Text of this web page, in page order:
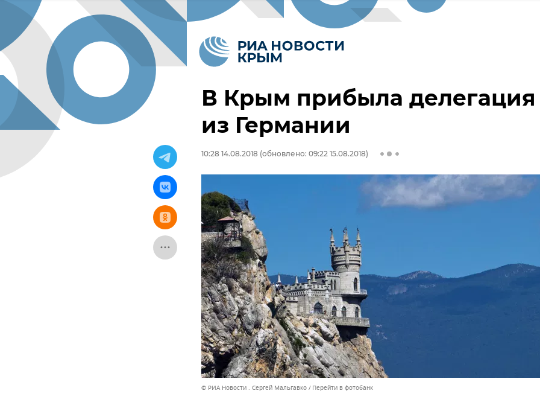
В Крым прибыла делегация
из Германии
10:28 14.08.2018 (обновлено: 09:22 15.08.2018)
© РИА Новости . Сергей Мальгавко Перейти в фотобанк